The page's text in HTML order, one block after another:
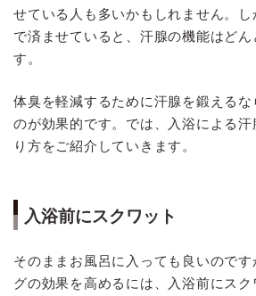
せている人も多いかもしれません。
で済ませていると、汗腺の機能はどん
す。
体臭を軽減するために汗腺を鍛える
のが効果的です。では、入浴による
り方をご紹介していきます。
入浴前にスクワット
そのままお風呂に入っても良いので
グの効果を高めるには、入浴前にス